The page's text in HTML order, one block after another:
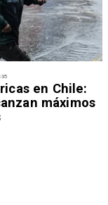
en Chile:
máximos